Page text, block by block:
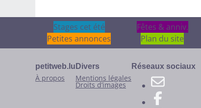
Stages cet été
Stages cet été Fêtes & anniv.
Fêtes & anniv.
Petites annonces
Plan du site
petitweb.lu
À propos
Divers
Mentions légales
Droits d’images
Réseaux sociaux